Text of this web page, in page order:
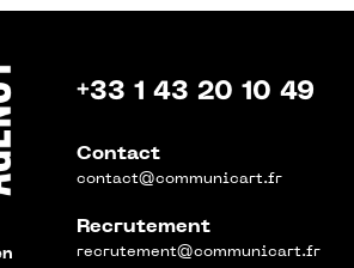
+33 1 43 20 10 49
Contact
contact@communicart.fr
Recrutement
recrutement@communicart.fr